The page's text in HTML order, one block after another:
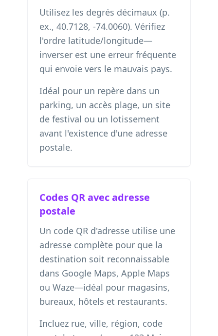
Utilisez les degrés décimaux (p.
ex., 40.7128, -74.0060). Vérifiez
l'ordre latitude/longitude—
inverser est une erreur fréquente
qui envoie vers le mauvais pays.
Idéal pour un repère dans un
parking, un accès plage, un site
de festival ou un lotissement
avant l'existence d'une adresse
postale.
Codes QR avec adresse
postale
Un code QR d'adresse utilise une
adresse complète pour que la
destination soit reconnaissable
dans Google Maps, Apple Maps
ou Waze—idéal pour magasins,
bureaux, hôtels et restaurants.
Incluez rue, ville, région, code